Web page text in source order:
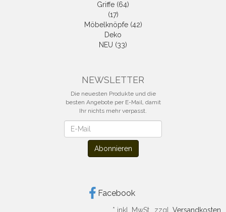
Griffe (64)
(17)
Möbelknöpfe (42)
Deko
NEU (33)
NEWSLETTER
Die neuesten Produkte und die
besten Angebote per E-Mail, damit
Ihr nichts mehr verpasst.
Abonnieren
Facebook
* inkl. MwSt., zzgl. Versandkosten